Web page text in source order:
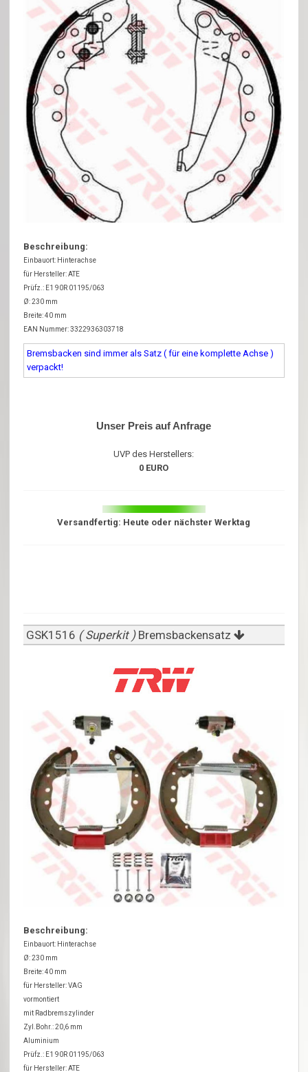
Beschreibung:
Einbauort: Hinterachse
für Hersteller: ATE
Prüfz.: E1 90R 01195/063
Ø: 230 mm
Breite: 40 mm
EAN Nummer: 3322936303718
Bremsbacken sind immer als Satz ( für eine komplette Achse )
verpackt!
Unser Preis auf Anfrage
UVP des Herstellers:
0 EURO
Versandfertig: Heute oder nächster Werktag
GSK1516 ( Superkit ) Bremsbackensatz
Beschreibung:
Einbauort: Hinterachse
Ø: 230 mm
Breite: 40 mm
für Hersteller: VAG
vormontiert
mit Radbremszylinder
Zyl.Bohr.: 20,6 mm
Aluminium
Prüfz.: E1 90R 01195/063
für Hersteller: ATE